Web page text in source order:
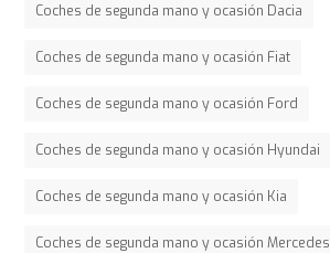
Coches de segunda mano y ocasión Dacia
Coches de segunda mano y ocasión Fiat
Coches de segunda mano y ocasión Ford
Coches de segunda mano y ocasión Hyundai
Coches de segunda mano y ocasión Kia
Coches de segunda mano y ocasión Mercedes